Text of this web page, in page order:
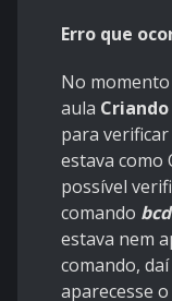
Erro que
No momento
aula
para
estava como
possível
comando
estava nem
comando,
aparecesse